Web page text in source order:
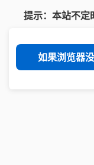
提示：本站不定
如果浏览器